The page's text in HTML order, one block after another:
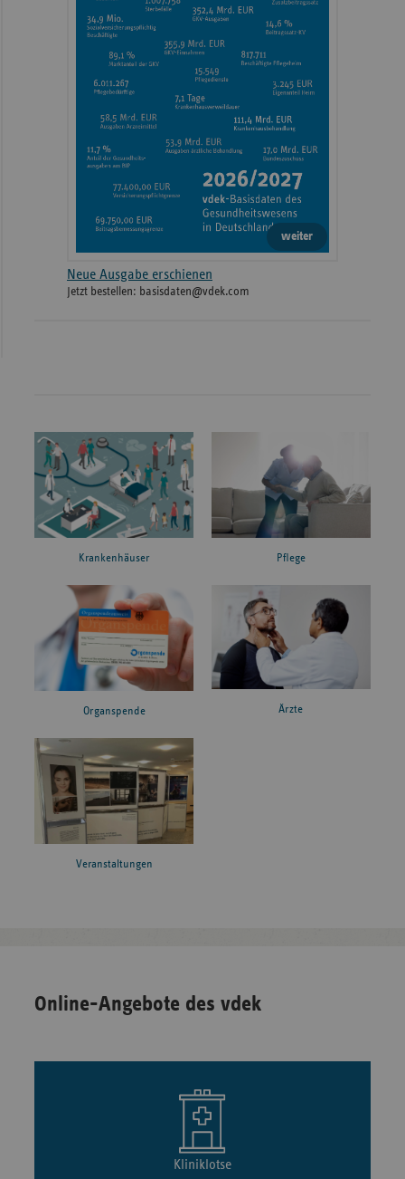
weiter
Neue Ausgabe erschienen
Jetzt bestellen: basisdaten@vdek.com
Krankenhäuser Pflege
Organspende Ärzte
Veranstaltungen
Online-Angebote des vdek
Kliniklotse